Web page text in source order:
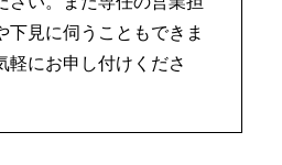
下見に伺うこともできま
軽にお申し付けくださ